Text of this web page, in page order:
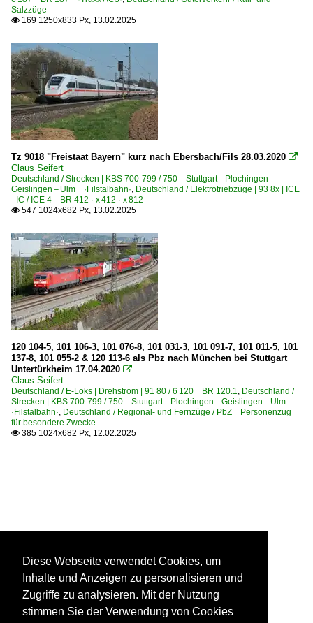
Salzzüge
 169 1250x833 Px, 13.02.2025
Tz 9018 "Freistaat Bayern" kurz nach Ebersbach/Fils 28.03.2020 
Claus Seifert
Deutschland / Strecken | KBS 700-799 / 750 Stuttgart – Plochingen –
Geislingen – Ulm ·Filstalbahn·, Deutschland / Elektrotriebzüge | 93 8x | ICE
- IC / ICE 4 BR 412 · x 412 · x 812
 547 1024x682 Px, 13.02.2025
120 104-5, 101 106-3, 101 076-8, 101 031-3, 101 091-7, 101 011-5, 101
137-8, 101 055-2 & 120 113-6 als Pbz nach München bei Stuttgart
Untertürkheim 17.04.2020 
Claus Seifert
Deutschland / E-Loks | Drehstrom | 91 80 / 6 120 BR 120.1, Deutschland /
Strecken | KBS 700-799 / 750 Stuttgart – Plochingen – Geislingen – Ulm
·Filstalbahn·, Deutschland / Regional- und Fernzüge / PbZ Personenzug
für besondere Zwecke
 385 1024x682 Px, 12.02.2025
Diese Webseite verwendet Cookies, um
Inhalte und Anzeigen zu personalisieren und
Zugriffe zu analysieren. Mit der Nutzung
stimmen Sie der Verwendung von Cookies